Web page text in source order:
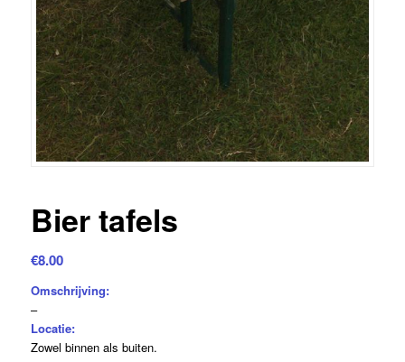
Bier tafels
€8.00
Omschrijving:
–
Locatie:
Zowel binnen als buiten.